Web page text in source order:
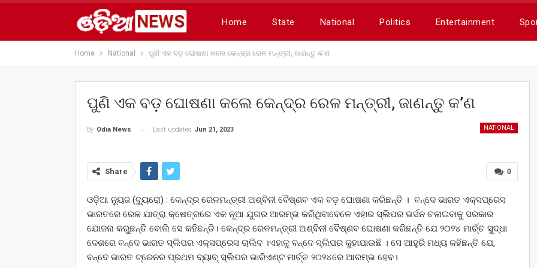
Home State National Politics Entertainment
Home National ପୁଣି ଏକ ବଡ଼ ଘୋଷଣା କଲେ କେନ୍ଦ୍ର ରେଳ ମନ୍ତ୍ରୀ, ଜାଣନ୍ତୁ କ’ଣ
ପୁଣି ଏକ ବଡ଼ ଘୋଷଣା କଲେ କେନ୍ଦ୍ର ରେଳ ମନ୍ତ୍ରୀ, ଜାଣନ୍ତୁ କ’ଣ
NATIONAL
By Odia News Last updated Jun 21, 2023
0
Share
ଓଡ଼ିଆ ନ୍ୟୁଜ (ବ୍ୟୁ୍ରୋ) : କେନ୍ଦ୍ର ରେଳମନ୍ତ୍ରୀ ଅଶ୍ବିନୀ ବୈଷ୍ଣବ ଏକ ବଡ଼ ଘୋଷଣା କରିଛନ୍ତି । ବନ୍ଦେ ଭାରତ ଏକ୍ସପ୍ରେସ
ଭାରତରେ ରେଳ ଯାତ୍ରା କ୍ଷେତ୍ରରେ ଏକ ନୂଆ ଯୁଗର ଆରମ୍ଭ କରିଥିବାବେଳେ ଏହାର ସ୍ଲିପର ଭର୍ସନ ଚଳାଇବାକୁ ସରକାର
ଯୋଜନା କରୁଛନ୍ତି ବୋଲି ସେ କହିଛନ୍ତି। କେନ୍ଦ୍ର ରେଳମନ୍ତ୍ରୀ ଅଶ୍ବିନୀ ବୈଷ୍ଣବ ଘୋଷଣା କରିଛନ୍ତି ଯେ ୨୦୨୪ ମାର୍ଚ୍ଚ ସୁଦ୍ଧା
ଦେଶରେ ବନ୍ଦେ ଭାରତ ସ୍ଲିପର ଏକ୍ସପ୍ରେସ ଚାଲିବ ।ଏହାକୁ ବନ୍ଦେ ସ୍ଲିପର କୁହାଯାଉଛି । ସେ ଆହୁରି ମଧ୍ୟ କହିଛନ୍ତି ଯେ,
ବନ୍ଦେ ଭାରତ ଟ୍ରେନର ପ୍ରଥମ ବ୍ୟାଚ୍ ସ୍ଲିପର ଭାରିଏଣ୍ଟ ମାର୍ଚ୍ଚ ୨୦୨୪ରେ ଆରମ୍ଭ ହେବ।